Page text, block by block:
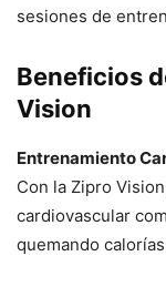
sesiones de
Beneficios
Vision
Entrenamiento
Con la Zipro
cardiovascular
quemando